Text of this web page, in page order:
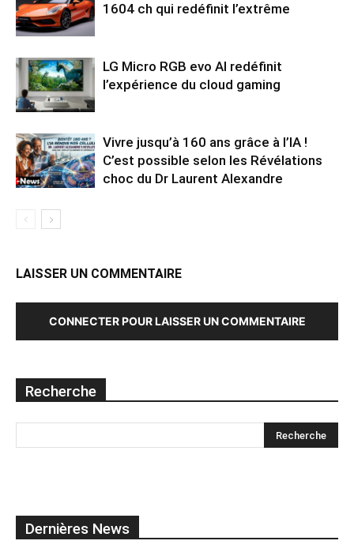
1604 ch qui redéfinit l’extrême
LG Micro RGB evo AI redéfinit
l’expérience du cloud gaming
Vivre jusqu’à 160 ans grâce à l’IA !
C’est possible selon les Révélations
choc du Dr Laurent Alexandre
LAISSER UN COMMENTAIRE
CONNECTER POUR LAISSER UN COMMENTAIRE
Recherche
Dernières News